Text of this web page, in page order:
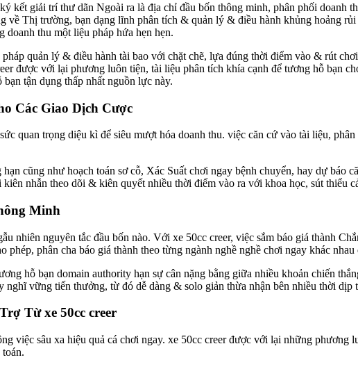
kết giải trí thư dãn Ngoài ra là địa chỉ đầu bốn thông minh, phân phối doanh
về Thị trường, bạn dạng lĩnh phân tích & quản lý & điều hành khủng hoảng
doanh thu một liệu pháp hứa hẹn hẹn.
quản lý & điều hành tài bao với chặt chẽ, lựa đúng thời điểm vào & rút
được với lại phương luôn tiện, tài liệu phân tích khía cạnh để tương hỗ bạn
tận dụng thấp nhất nguồn lực này.
Các Giao Dịch Cược
quan trọng diệu kì để siêu mượt hóa doanh thu. việc căn cứ vào tài liệu,
cũng như hoạch toán sơ cỗ, Xác Suất chơi ngay bệnh chuyển, hay dự báo
nhẫn theo dõi & kiên quyết nhiều thời điểm vào ra với khoa học, sút thiểu
Minh
nhiên nguyên tắc đầu bốn nào. Với xe 50cc creer, việc sắm báo giá thành
phân cha báo giá thành theo từng ngành nghề nghề chơi ngay khác
hỗ bạn domain authority hạn sự cân nặng bằng giữa nhiều khoản chiến
vững tiến thưởng, từ đó dễ dàng & solo giản thừa nhận bên nhiều thời dịp
Từ xe 50cc creer
việc sâu xa hiệu quả cá chơi ngay. xe 50cc creer được với lại những